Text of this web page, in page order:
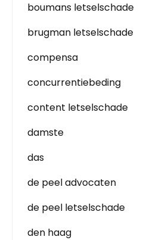
boumans letselschade
brugman letselschade
compensa
concurrentiebeding
content letselschade
damste
das
de peel advocaten
de peel letselschade
den haag